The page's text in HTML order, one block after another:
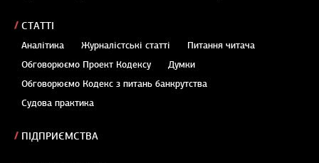
СТАТТІ
Аналітика Журналістські статті
Питання читача
Обговорюємо Проект Кодексу
Думки
Обговорюємо Кодекс з питань банкрутства
Судова практика
ПІДПРИЄМСТВА